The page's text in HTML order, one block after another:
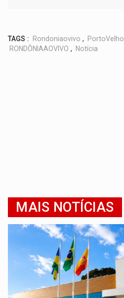
TAGS : Rondoniaovivo , PortoVelho
RONDÔNIAAOVIVO , Notícia
MAIS NOTÍCIAS